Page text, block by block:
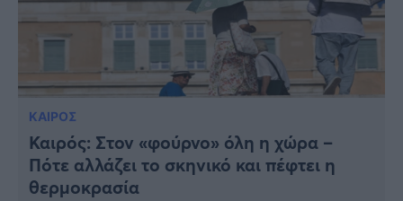
ΚΑΙΡΟΣ
Καιρός: Στον «φούρνο» όλη η χώρα –
Πότε αλλάζει το σκηνικό και πέφτει η
θερμοκρασία